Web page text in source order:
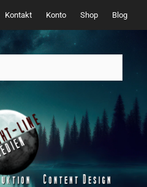
Kontakt Konto Shop Blog